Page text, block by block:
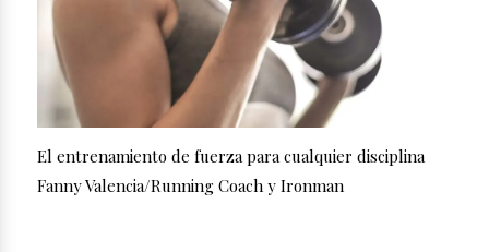
El entrenamiento de fuerza para cualquier disciplina
Fanny Valencia/Running Coach y Ironman